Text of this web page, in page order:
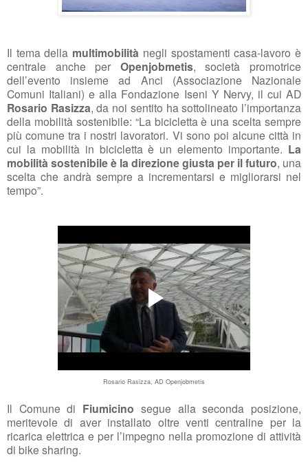
Il tema della multimobilità negli spostamenti casa-lavoro è
centrale anche per Openjobmetis, società promotrice
dell’evento insieme ad Anci (Associazione Nazionale
Comuni Italiani) e alla Fondazione Iseni Y Nervy, il cui AD
Rosario Rasizza, da noi sentito ha sottolineato l’importanza
della mobilità sostenibile: “La bicicletta è una scelta sempre
più comune tra i nostri lavoratori. Vi sono poi alcune città in
cui la mobilità in bicicletta è un elemento importante. La
mobilità sostenibile è la direzione giusta per il futuro, una
scelta che andrà sempre a incrementarsi e migliorarsi nel
tempo”.
Rosario Rasizza, AD Openjobmetis
Il Comune di Fiumicino segue alla seconda posizione,
meritevole di aver installato oltre venti centraline per la
ricarica elettrica e per l’impegno nella promozione di attività
di bike sharing.